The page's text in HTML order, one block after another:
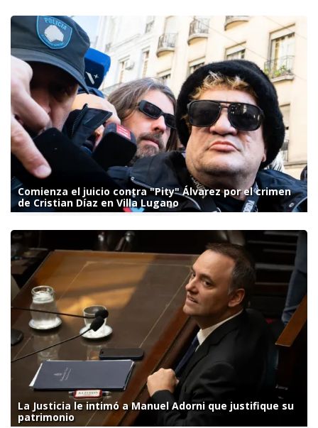
Comienza el juicio contra "Pity" Álvarez por el crimen
de Cristian Díaz en Villa Lugano
La Justicia le intimó a Manuel Adorni que justifique su
patrimonio